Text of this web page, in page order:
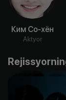
Ким Со-хён
Aktyor